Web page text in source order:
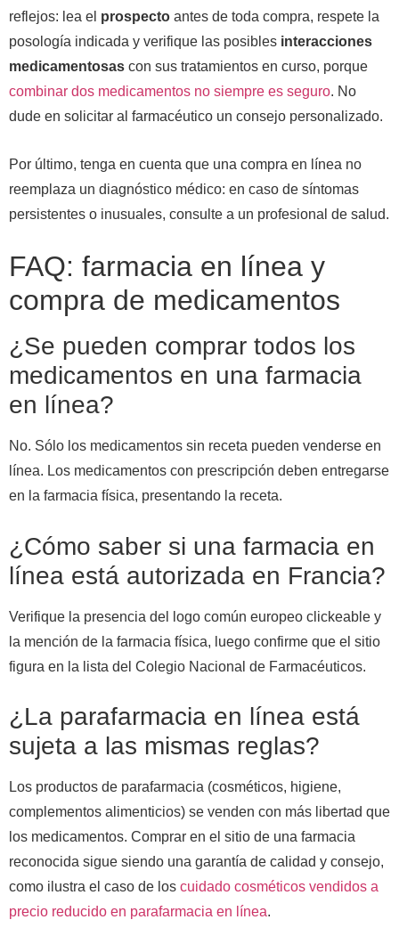
reflejos: lea el prospecto antes de toda compra, respete la
posología indicada y verifique las posibles interacciones
medicamentosas con sus tratamientos en curso, porque
combinar dos medicamentos no siempre es seguro. No
dude en solicitar al farmacéutico un consejo personalizado.
Por último, tenga en cuenta que una compra en línea no
reemplaza un diagnóstico médico: en caso de síntomas
persistentes o inusuales, consulte a un profesional de salud.
FAQ: farmacia en línea y
compra de medicamentos
¿Se pueden comprar todos los
medicamentos en una farmacia
en línea?
No. Sólo los medicamentos sin receta pueden venderse en
línea. Los medicamentos con prescripción deben entregarse
en la farmacia física, presentando la receta.
¿Cómo saber si una farmacia en
línea está autorizada en Francia?
Verifique la presencia del logo común europeo clickeable y
la mención de la farmacia física, luego confirme que el sitio
figura en la lista del Colegio Nacional de Farmacéuticos.
¿La parafarmacia en línea está
sujeta a las mismas reglas?
Los productos de parafarmacia (cosméticos, higiene,
complementos alimenticios) se venden con más libertad que
los medicamentos. Comprar en el sitio de una farmacia
reconocida sigue siendo una garantía de calidad y consejo,
como ilustra el caso de los cuidado cosméticos vendidos a
precio reducido en parafarmacia en línea.